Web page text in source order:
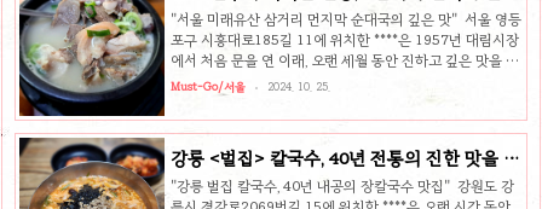
국>
"서울 미래유산 삼거리 먼지막 순대국의 깊은 맛" 서울 영등
포구 시흥대로185길 11에 위치한 ****은 1957년 대림시장
에서 처음 문을 연 이래, 오랜 세월 동안 진하고 깊은 맛을 간
직해온 순댓국 전문점입니다. 이곳은 2013년에 서울시 미래
유산으로 선정되며, 서울의 대표적인 전통 맛집으로 인정받
았습니다. 진한 국물, 푸짐한 순댓국의 매력의 대표 메뉴는
다. 가마솥에서 하루 종일 우려내어 완성된 국물은 담백하면
서도 깊은 맛이 일품이며, 뼛속까지 스며든 구수한 향이 순댓
국의 매력을 한층 더해줍니다. 여러 부위의 내장과 신선한 순
Must-Go/서울 2024. 10. 25.
강릉 <벌집> 칼국수, 40년 전통의 진한 맛을 즐
기다
"강릉 벌집 칼국수, 40년 내공의 장칼국수 맛집" 강원도 강